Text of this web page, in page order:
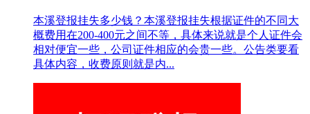
本溪登报挂失多少钱？本溪登报挂失根据证件的不同大
概费用在200-400元之间不等，具体来说就是个人证件会
相对便宜一些，公司证件相应的会贵一些。公告类要看
具体内容，收费原则就是内...